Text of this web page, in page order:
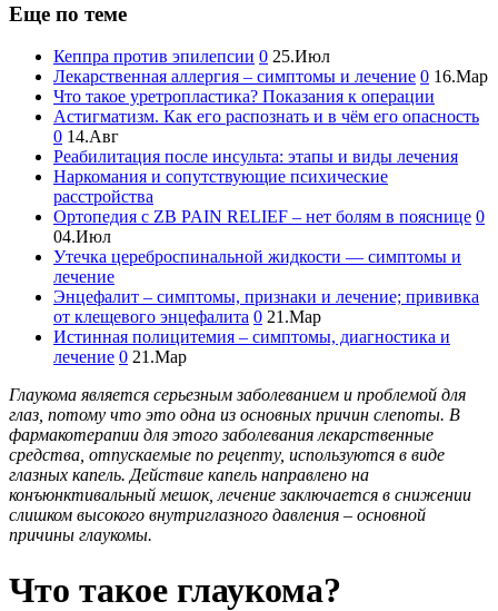
Еще по теме
Кеппра против эпилепсии 0 25.Июл
Лекарственная аллергия – симптомы и лечение 0 16.Мар
Что такое уретропластика? Показания к операции
Астигматизм. Как его распознать и в чём его опасность
0 14.Авг
Реабилитация после инсульта: этапы и виды лечения
Наркомания и сопутствующие психические
расстройства
Ортопедия с ZB PAIN RELIEF – нет болям в пояснице 0
04.Июл
Утечка цереброспинальной жидкости — симптомы и
лечение
Энцефалит – симптомы, признаки и лечение; прививка
от клещевого энцефалита 0 21.Мар
Истинная полицитемия – симптомы, диагностика и
лечение 0 21.Мар
Глаукома является серьезным заболеванием и проблемой для
глаз, потому что это одна из основных причин слепоты. В
фармакотерапии для этого заболевания лекарственные
средства, отпускаемые по рецепту, используются в виде
глазных капель. Действие капель направлено на
конъюнктивальный мешок, лечение заключается в снижении
слишком высокого внутриглазного давления – основной
причины глаукомы.
Что такое глаукома?